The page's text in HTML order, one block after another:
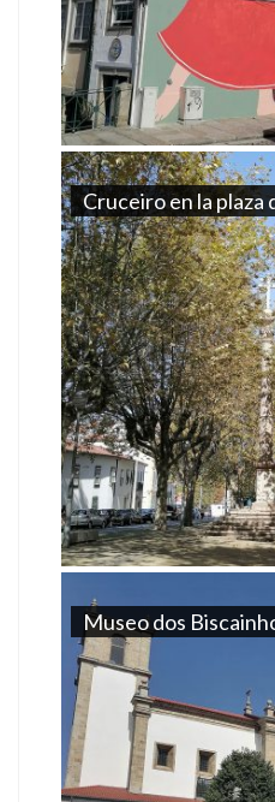
Cruceiro en la plaza
Museo dos